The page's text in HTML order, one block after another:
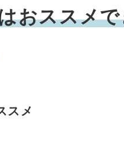
おススメ
スメ